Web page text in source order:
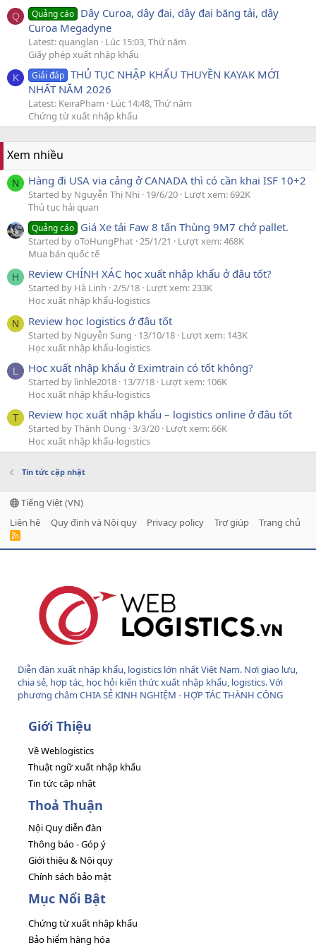
Q Quảng cáo Dây Curoa, dây đai, dây đai băng tải, dây
Curoa Megadyne
Latest: quanglan
Lúc 15:03, Thứ năm
Giấy phép xuất nhập khẩu
K Giải đáp THỦ TỤC NHẬP KHẨU THUYỀN KAYAK MỚI
NHẤT NĂM 2026
Latest: KeiraPham
Lúc 14:48, Thứ năm
Chứng từ xuất nhập khẩu
Xem nhiều
N Hàng đi USA via cảng ở CANADA thì có cần khai ISF 10+2
Started by Nguyễn Thị Nhi 19/6/20 Lượt xem: 692K
Thủ tục hải quan
Quảng cáo Giá Xe tải Faw 8 tấn Thùng 9M7 chở pallet.
Started by oToHungPhat 25/1/21
Lượt xem: 468K
Mua bán quốc tế
H Review CHÍNH XÁC học xuất nhập khẩu ở đâu tốt?
Started by Hà Linh 2/5/18 Lượt xem: 233K
Học xuất nhập khẩu-logistics
N Review học logistics ở đâu tốt
Started by Nguyễn Sung 13/10/18 Lượt xem: 143K
Học xuất nhập khẩu-logistics
L Học xuất nhập khẩu ở Eximtrain có tốt không?
Started by linhle2018 13/7/18 Lượt xem: 106K
Học xuất nhập khẩu-logistics
T Review học xuất nhập khẩu – logistics online ở đâu tốt
Started by Thành Dung 3/3/20 Lượt xem: 66K
Học xuất nhập khẩu-logistics
Tin tức cập nhật
Tiếng Việt (VN)
Liên hệ
Quy định và Nội quy Privacy policy Trợ giúp Trang chủ
R
Diễn đàn xuất nhập khẩu, logistics lớn nhất Việt Nam. Nơi giao lưu,
chia sẻ, hợp tác, học hỏi kiến thức xuất nhập khẩu, logistics. Với
phương châm CHIA SẺ KINH NGHIỆM - HỢP TÁC THÀNH CÔNG
Giới Thiệu
Về Weblogistics
Thuật ngữ xuất nhập khẩu
Tin tức cập nhật
Thoả Thuận
Nội Quy diễn đàn
Thông báo - Góp ý
Giới thiệu & Nội quy
Chính sách bảo mật
Mục Nổi Bật
Chứng từ xuất nhập khẩu
Bảo hiểm hàng hóa